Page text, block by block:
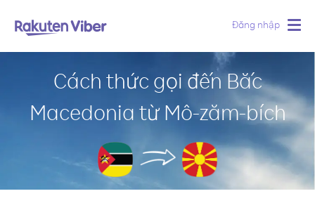
Đăng nhập
Cách thức gọi đến Bắc
Macedonia từ Mô-zăm-bích